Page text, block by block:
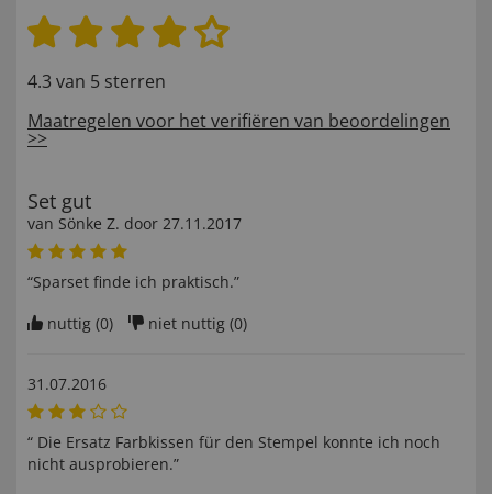
4.3 van 5 sterren
Maatregelen voor het verifiëren van beoordelingen
>>
Set gut
van Sönke Z. door 27.11.2017
“Sparset finde ich praktisch.”
nuttig (0) niet nuttig (0)
31.07.2016
“ Die Ersatz Farbkissen für den Stempel konnte ich noch
nicht ausprobieren.”